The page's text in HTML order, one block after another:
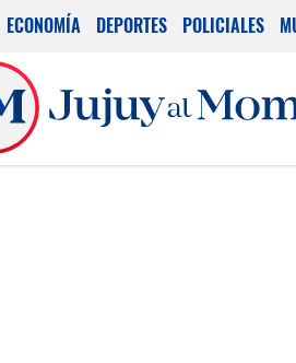
ECONOMÍA DEPORTES POLICIALES